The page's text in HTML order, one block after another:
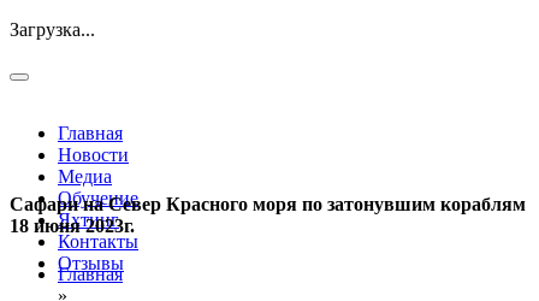
Загрузка...
Главная
Новости
Медиа
Обучение
Яхтинг
Контакты
Отзывы
Сафари на Север Красного моря по затонувшим кораблям
18 июня 2023г.
Главная
»